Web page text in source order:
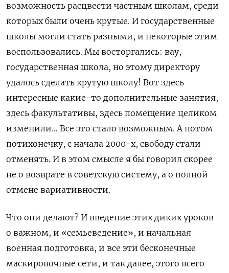
возможность расцвести частным школам, среди
которых были очень крутые. И государственные
школы могли стать разными, и некоторые этим
воспользовались. Мы восторгались: вау,
государственная школа, но этому директору
удалось сделать крутую школу! Вот здесь
интересные какие-то дополнительные занятия,
здесь факультативы, здесь помещение целиком
изменили… Все это стало возможным. А потом
потихонечку, с начала 2000-х, свободу стали
отменять. И в этом смысле я бы говорил скорее
не о возврате в советскую систему, а о полной
отмене вариативности.
Что они делают? И введение этих диких уроков
о важном, и «семьеведение», и начальная
военная подготовка, и все эти бесконечные
маскировочные сети, и так далее, этого всего